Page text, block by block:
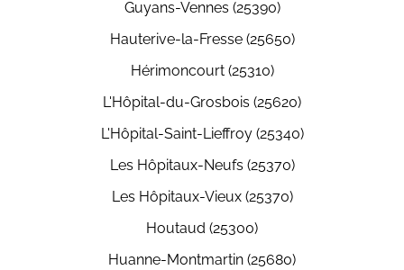
Guyans-Vennes (25390)
Hauterive-la-Fresse (25650)
Hérimoncourt (25310)
L'Hôpital-du-Grosbois (25620)
L'Hôpital-Saint-Lieffroy (25340)
Les Hôpitaux-Neufs (25370)
Les Hôpitaux-Vieux (25370)
Houtaud (25300)
Huanne-Montmartin (25680)